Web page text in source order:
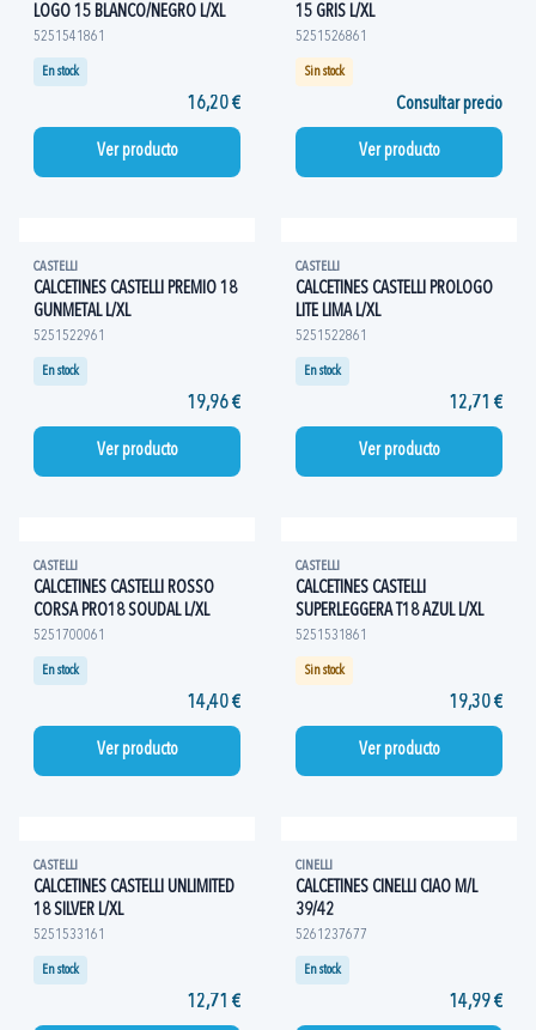
LOGO 15 BLANCO/NEGRO L/XL
5251541861
En stock
16,20 €
Ver producto
15 GRIS L/XL
5251526861
Sin stock
Consultar precio
Ver producto
CASTELLI
CALCETINES CASTELLI PREMIO 18
GUNMETAL L/XL
5251522961
En stock
19,96 €
Ver producto
CASTELLI
CALCETINES CASTELLI PROLOGO
LITE LIMA L/XL
5251522861
En stock
12,71 €
Ver producto
CASTELLI
CALCETINES CASTELLI ROSSO
CORSA PRO18 SOUDAL L/XL
5251700061
En stock
14,40 €
Ver producto
CASTELLI
CALCETINES CASTELLI
SUPERLEGGERA T18 AZUL L/XL
5251531861
Sin stock
19,30 €
Ver producto
CASTELLI
CALCETINES CASTELLI UNLIMITED
18 SILVER L/XL
5251533161
En stock
12,71 €
CINELLI
CALCETINES CINELLI CIAO M/L
39/42
5261237677
En stock
14,99 €